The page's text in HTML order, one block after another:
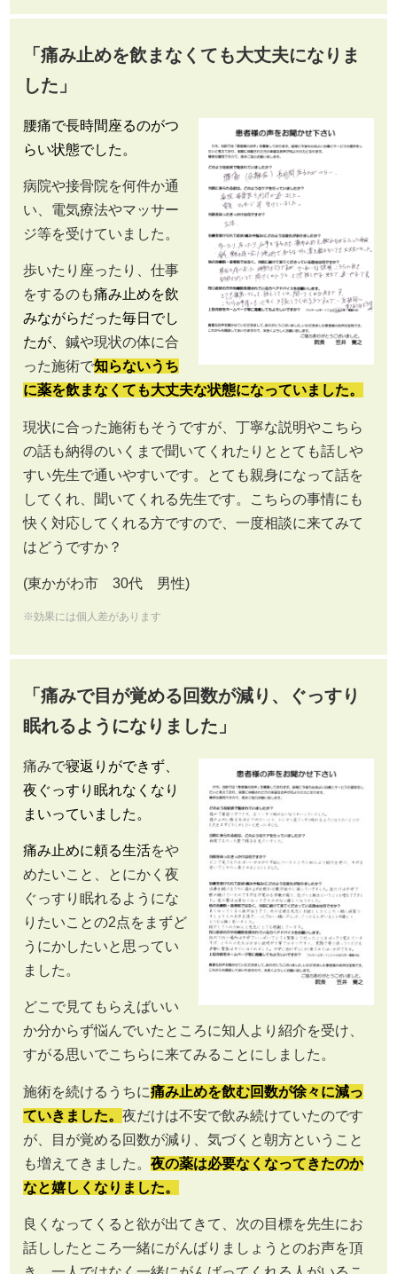
「痛み止めを飲まなくても大丈夫になりま
した」
腰痛で長時間座るのがつ
らい状態でした。
病院や接骨院を何件か通
い、電気療法やマッサー
ジ等を受けていました。
歩いたり座ったり、仕事
をするのも痛み止めを飲
みながらだった毎日でし
たが、 鍼や現状の体に合
った施術で知らないうち
に薬を飲まなくても大丈夫な状態になっていました。
現状に合った施術もそうですが、丁寧な説明やこちら
の話も納得のいくまで聞いてくれたりととても話しや
すい先生で通いやすいです。とても親身になって話を
してくれ、聞いてくれる先生です。こちらの事情にも
快く対応してくれる方ですので、一度相談に来てみて
はどうですか？
(東かがわ市 30代 男性)
※効果には個人差があります
「痛みで目が覚める回数が減り、ぐっすり
眠れるようになりました」
痛みで寝返りができず、
夜ぐっすり眠れなくなり
まいっていました。
痛み止めに頼る生活をや
めたいこと、とにかく夜
ぐっすり眠れるようにな
りたいことの2点をまずど
うにかしたいと思ってい
ました。
どこで見てもらえばいい
か分からず悩んでいたところに知人より紹介を受け、
すがる思いでこちらに来てみることにしました。
施術を続けるうちに痛み止めを飲む回数が徐々に減っ
ていきました。 夜だけは不安で飲み続けていたのです
が、目が覚める回数が減り、気づくと朝方ということ
も増えてきました。 夜の薬は必要なくなってきたのか
なと嬉しくなりました。
良くなってくると欲が出てきて、次の目標を先生にお
話ししたところ一緒にがんばりましょうとのお声を頂